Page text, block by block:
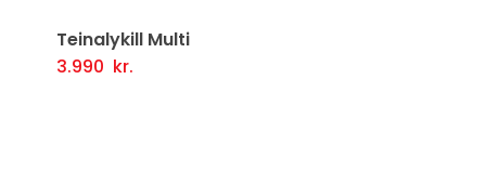
Teinalykill Multi
3.990 kr.
Setja Í Körfu